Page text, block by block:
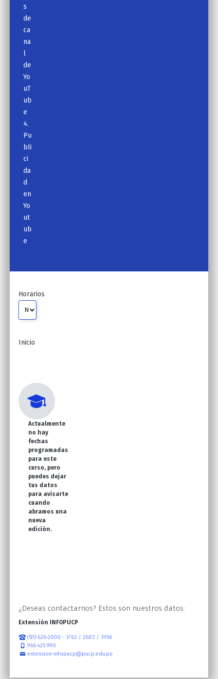
s
de
ca
na
l
de
Yo
uT
ub
e
4.
Pu
bli
ci
da
d
en
Yo
ut
ub
e
Horarios
Inicio
Actualmente
no hay
fechas
programadas
para este
curso, pero
puedes dejar
tus datos
para avisarte
cuando
abramos una
nueva
edición.
¿Deseas contactarnos? Estos son nuestros datos:
Extensión INFOPUCP
(511) 626-2000 - 3763 / 2603 / 3956
966 425 990
extension-infopucp@pucp.edu.pe